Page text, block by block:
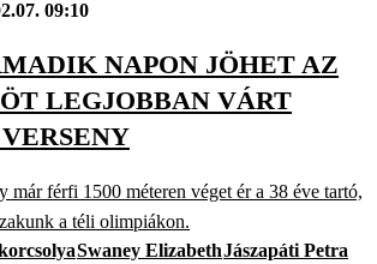
09:10
NAPON JÖHET AZ
LEGJOBBAN VÁRT
már férfi 1500 méteren véget ér a 38 éve tartó,
a téli olimpiákon.
Swaney ElizabethJászapáti Petra